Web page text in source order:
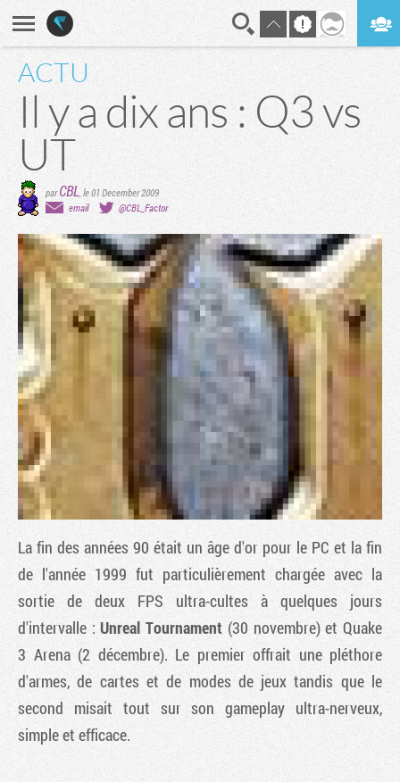
ACTU
Il y a dix ans : Q3 vs
UT
parCBL le 01 December 2009
email
@CBL_Factor
La fin des années 90 était un âge d'or pour le PC et la fin
de l'année 1999 fut particulièrement chargée avec la
sortie de deux FPS ultra-cultes à quelques jours
d'intervalle :Unreal Tournament (30 novembre) etQuake
3 Arena(2 décembre). Le premier offrait une pléthore
d'armes, de cartes et de modes de jeux tandis que le
second misait tout sur son gameplay ultra-nerveux,
simple et efficace.